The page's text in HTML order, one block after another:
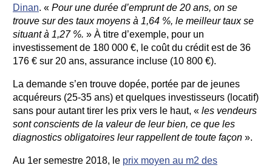
Dinan. « Pour une durée d’emprunt de 20 ans, on se
trouve sur des taux moyens à 1,64 %, le meilleur taux se
situant à 1,27 %. » À titre d’exemple, pour un
investissement de 180 000 €, le coût du crédit est de 36
176 € sur 20 ans, assurance incluse (10 800 €).
La demande s’en trouve dopée, portée par de jeunes
acquéreurs (25-35 ans) et quelques investisseurs (locatif)
sans pour autant tirer les prix vers le haut, « les vendeurs
sont conscients de la valeur de leur bien, ce que les
diagnostics obligatoires leur rappellent de toute façon ».
Au 1er semestre 2018, le prix moyen au m2 des